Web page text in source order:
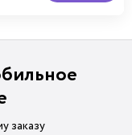
заказу